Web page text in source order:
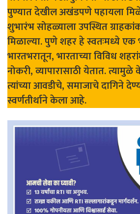
पुण्यात देखील अखंडपणे पहायला
शुभारंभ सोहळ्याला उपस्थित
मिळाल्या. पुणे शहर हे स्वतःमध्ये
भारतभरातून, भारताच्या विविध
नोकरी, व्यापारासाठी येतात.
त्यांच्या आवडीचे, समाजाचे दागिने
स्वर्णतीर्थाने केला